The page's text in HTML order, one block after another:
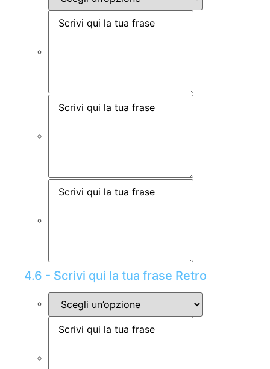
4.6 - Scrivi qui la tua frase Retro